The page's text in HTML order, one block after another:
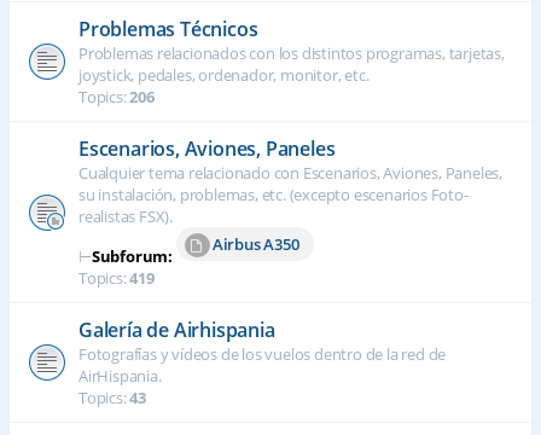
Problemas Técnicos
Problemas relacionados con los distintos programas, tarjetas,
joystick, pedales, ordenador, monitor, etc.
Topics:206
Escenarios, Aviones, Paneles
Cualquier tema relacionado con Escenarios, Aviones, Paneles,
su instalación, problemas, etc. (excepto escenarios Foto-
realistas FSX).
⊢Subforum:
Airbus A350
Topics:419
Galería de Airhispania
Fotografías y vídeos de los vuelos dentro de la red de
AirHispania.
Topics:43